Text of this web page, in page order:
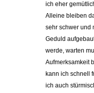
ich eher
Alleine bleiben
sehr schwer und
Geduld
werde, warten
Aufmerksamkeit
kann ich schnell
ich auch